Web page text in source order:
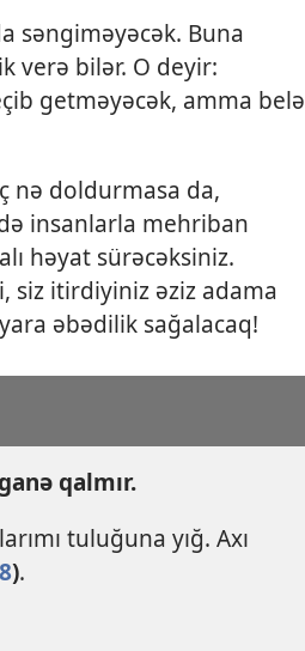
səngiməyəcək. Buna
verə bilər. O deyir:
getməyəcək, amma belə
nə doldurmasa da,
insanlarla mehriban
həyat sürəcəksiniz.
siz itirdiyiniz əziz adama
əbədilik sağalacaq!
qalmır.
tuluğuna yığ. Axı
).